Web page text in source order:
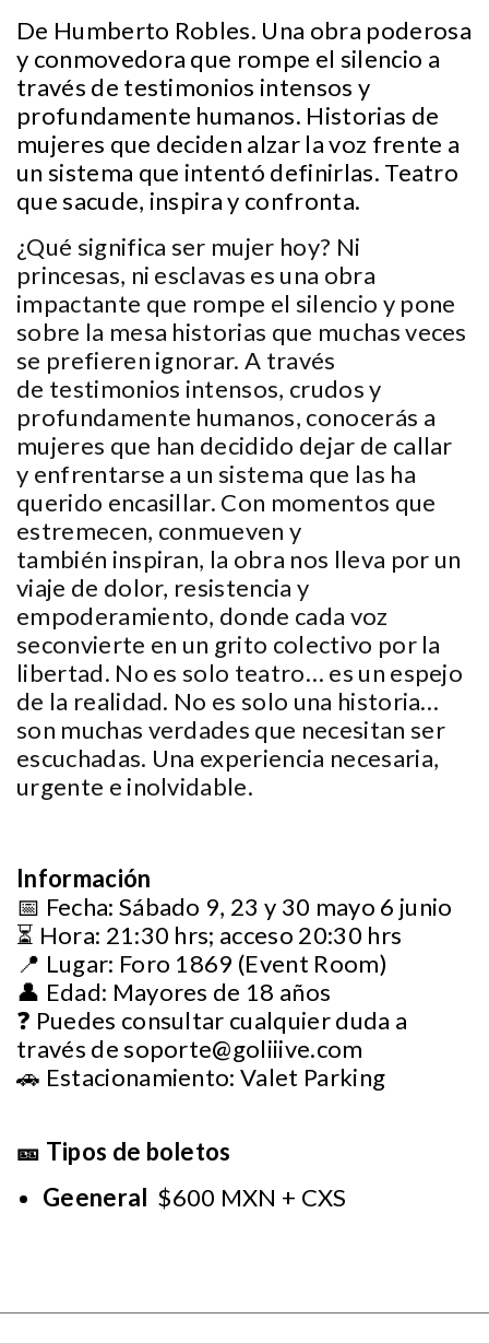
De Humberto Robles. Una obra poderosa
y conmovedora que rompe el silencio a
través de testimonios intensos y
profundamente humanos. Historias de
mujeres que deciden alzar la voz frente a
un sistema que intentó definirlas. Teatro
que sacude, inspira y confronta.
¿Qué significa ser mujer hoy? Ni
princesas, ni esclavas es una obra
impactante que rompe el silencio y pone
sobre la mesa historias que muchas veces
se prefieren ignorar. A través
de testimonios intensos, crudos y
profundamente humanos, conocerás a
mujeres que han decidido dejar de callar
y enfrentarse a un sistema que las ha
querido encasillar. Con momentos que
estremecen, conmueven y
también inspiran, la obra nos lleva por un
viaje de dolor, resistencia y
empoderamiento, donde cada voz
seconvierte en un grito colectivo por la
libertad. No es solo teatro… es un espejo
de la realidad. No es solo una historia…
son muchas verdades que necesitan ser
escuchadas. Una experiencia necesaria,
urgente e inolvidable.
Información
📅 Fecha: Sábado 9, 23 y 30 mayo 6 junio
⏳ Hora: 21:30 hrs; acceso 20:30 hrs
📍 Lugar: Foro 1869 (Event Room)
👤 Edad: Mayores de 18 años
❓ Puedes consultar cualquier duda a
través desoporte@goliiive.com
🚗 Estacionamiento: Valet Parking
🎫 Tipos de boletos
Geeneral $600 MXN + CXS